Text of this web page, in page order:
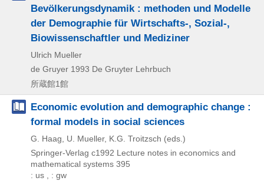
Bevölkerungsdynamik : methoden und Modelle
der Demographie für Wirtschafts-, Sozial-,
Biowissenschaftler und Mediziner
Ulrich Mueller
de Gruyer 1993 De Gruyter Lehrbuch
所蔵館1館
Economic evolution and demographic change :
formal models in social sciences
G. Haag, U. Mueller, K.G. Troitzsch (eds.)
Springer-Verlag c1992 Lecture notes in economics and
mathematical systems 395
: us , : gw